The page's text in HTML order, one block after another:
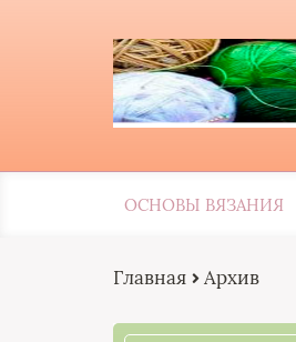
ОСНОВЫ ВЯЗАНИЯ
Главная Архив